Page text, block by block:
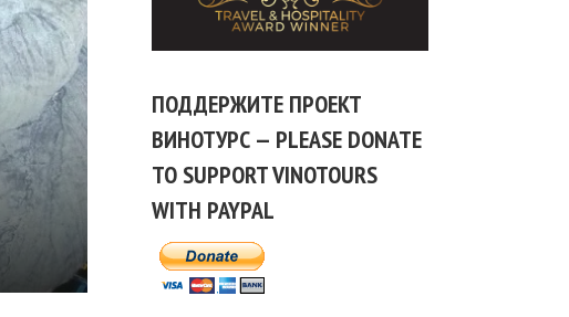
ПОДДЕРЖИТЕ ПРОЕКТ
ВИНОТУРС — PLEASE DONATE
TO SUPPORT VINOTOURS
WITH PAYPAL